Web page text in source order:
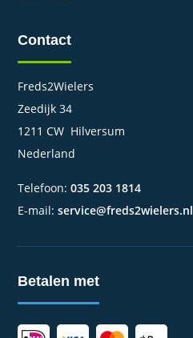
Contact
Freds2Wielers
Zeedijk 34
1211 CW Hilversum
Nederland
Telefoon:035 203 1814
E-mail:service@freds2wielers.nl
Betalen met